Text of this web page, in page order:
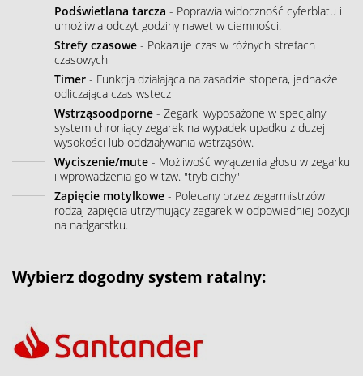
Podświetlana tarcza - Poprawia widoczność cyferblatu i
umożliwia odczyt godziny nawet w ciemności.
Strefy czasowe - Pokazuje czas w różnych strefach
czasowych
Timer - Funkcja działająca na zasadzie stopera, jednakże
odliczająca czas wstecz
Wstrząsoodporne - Zegarki wyposażone w specjalny
system chroniący zegarek na wypadek upadku z dużej
wysokości lub oddziaływania wstrząsów.
Wyciszenie/mute - Możliwość wyłączenia głosu w zegarku
i wprowadzenia go w tzw. "tryb cichy"
Zapięcie motylkowe - Polecany przez zegarmistrzów
rodzaj zapięcia utrzymujący zegarek w odpowiedniej pozycji
na nadgarstku.
Wybierz dogodny system ratalny: